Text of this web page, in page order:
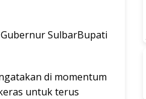
SulbarBupati
di momentum
untuk terus